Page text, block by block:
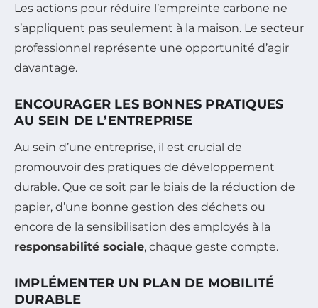
Les actions pour réduire l’empreinte carbone ne
s’appliquent pas seulement à la maison. Le secteur
professionnel représente une opportunité d’agir
davantage.
ENCOURAGER LES BONNES PRATIQUES
AU SEIN DE L’ENTREPRISE
Au sein d’une entreprise, il est crucial de
promouvoir des pratiques de développement
durable. Que ce soit par le biais de la réduction de
papier, d’une bonne gestion des déchets ou
encore de la sensibilisation des employés à la
responsabilité sociale, chaque geste compte.
IMPLÉMENTER UN PLAN DE MOBILITÉ
DURABLE